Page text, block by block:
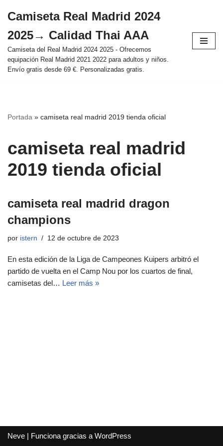
al
contenido
Camiseta Real Madrid 2024
2025→ Calidad Thai AAA
Camiseta del Real Madrid 2024 2025 - Ofrecemos
equipación Real Madrid 2021 2022 para adultos y niños.
Envío gratis desde 69 €. Personalizadas gratis.
Portada » camiseta real madrid 2019 tienda oficial
camiseta real madrid
2019 tienda oficial
camiseta real madrid dragon
champions
por istern 12 de octubre de 2023
En esta edición de la Liga de Campeones Kuipers arbitró el
partido de vuelta en el Camp Nou por los cuartos de final,
camisetas del… Leer más »
Neve | Funciona gracias a WordPress